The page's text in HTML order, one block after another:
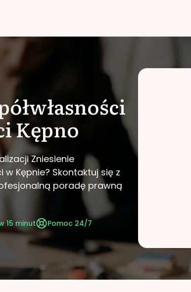
Kępno
Zniesienie
w Kępnie? Skontaktuj się z
poradę prawną
15 minut Pomoc 24/7